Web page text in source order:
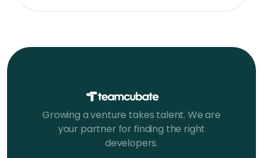
Growing a venture takes talent. We are
your partner for finding the right
developers.